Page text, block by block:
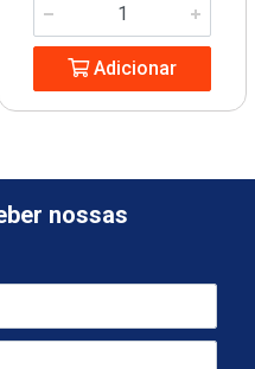
Adicionar
nossas